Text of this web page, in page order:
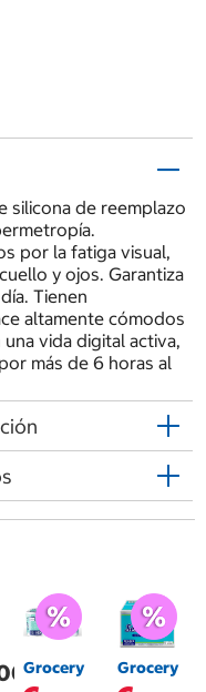
silicona de reemplazo
por la fatiga visual,
y ojos. Garantiza
Tienen
altamente cómodos
vida digital activa,
más de 6 horas al
Grocery Grocery